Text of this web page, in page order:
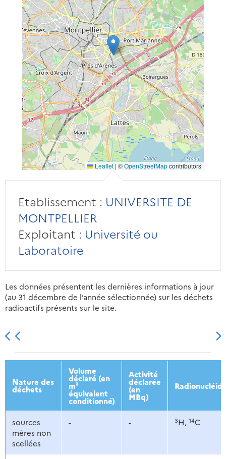
Leaflet|©OpenStreetMapcontributors
Etablissement : UNIVERSITE DE
MONTPELLIER
Exploitant : Université ou
Laboratoire
Les données présentent les dernières informations à jour
(au 31 décembre de l’année sélectionnée) sur les déchets
radioactifs présents sur le site.
2013 2014 2015 2016
Nature des
déchets
Volume
déclaré (en
m³
équivalent
conditionné)
Activité
déclarée
(en
MBq)
sources
mères non
scellées
- - 3H, 14C